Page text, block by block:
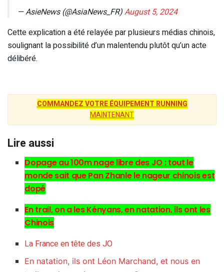
— AsieNews (@AsiaNews_FR)August 5, 2024
Cette explication a été relayée par plusieurs médias chinois,
soulignant la possibilité d’un malentendu plutôt qu’un acte
délibéré.
COMMANDEZ VOTRE ÉQUIPEMENT RUNNING
MAINTENANT
Lire aussi
Dopage au 100m nage libre des JO : tout le
monde sait que Pan Zhanle le nageur chinois est
dopé
En trail, on a les Kényans, en natation, ils ont les
Chinois
La France en tête des JO
En natation, ils ont Léon Marchand, et nous en